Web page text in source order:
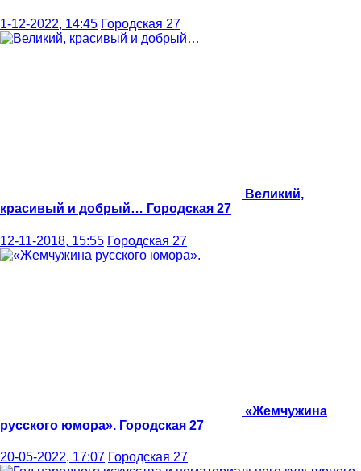
1-12-2022, 14:45 Городская 27
Великий,
красивый и добрый… Городская 27
12-11-2018, 15:55 Городская 27
«Жемчужина
русского юмора». Городская 27
20-05-2022, 17:07 Городская 27